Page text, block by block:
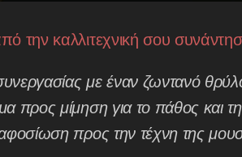
την καλλιτεχνική σου
με έναν ζωντανό
προς μίμηση για το πάθος και
προς την τέχνη της